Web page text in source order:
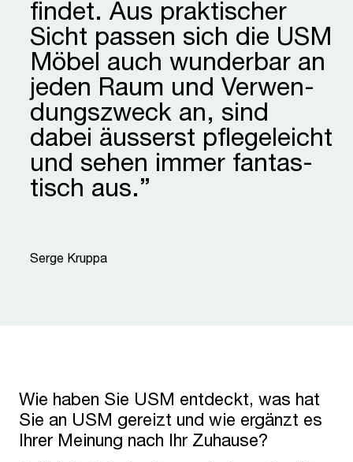
findet. Aus prak­tischer
Sicht passen sich die USM
Möbel auch wunderbar an
jeden Raum und Verwen­
dungs­zweck an, sind
dabei äusserst pfle­geleicht
und sehen immer fantas­
tisch aus.”
Serge Kruppa
Wie haben Sie USM entdeckt, was hat
Sie an USM gereizt und wie ergänzt es
Ihrer Meinung nach Ihr Zuhause?